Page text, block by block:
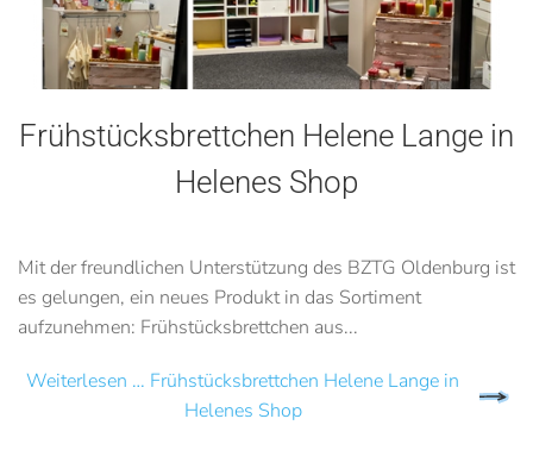
Frühstücksbrettchen Helene Lange in
Helenes Shop
Mit der freundlichen Unterstützung des BZTG Oldenburg ist
es gelungen, ein neues Produkt in das Sortiment
aufzunehmen: Frühstücksbrettchen aus...
Weiterlesen … Frühstücksbrettchen Helene Lange in
Helenes Shop